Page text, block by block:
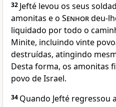
32 Jefté levou os seus
amonitas e o Senhordeu-
liquidado por todo o
Minite, incluindo vinte
destruídas, atingindo
Desta forma, os amonitas
povo de Israel.
34 Quando Jefté regressou